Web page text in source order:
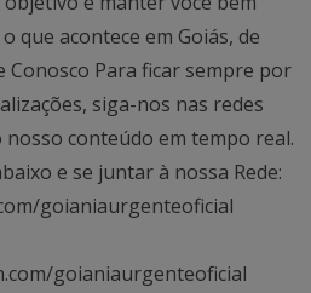
que acontece em Goiás, de
Conosco Para ficar sempre por
siga-nos nas redes
nosso conteúdo em tempo real.
e se juntar à nossa Rede:
goianiaurgenteoficial
goianiaurgenteoficial